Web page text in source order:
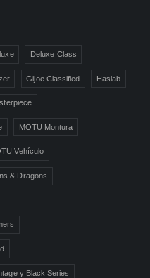
Deluxe Class
Gijoe Classified Haslab
MOTU Montura
Vehículo
& Dragons
y Black Series